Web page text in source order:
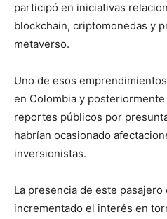
participó en iniciativas
blockchain, criptomonedas y
metaverso.
Uno de esos
en Colombia y
reportes públicos por
habrían ocasionado
inversionistas.
La presencia de este pasajero
incrementado el interés en